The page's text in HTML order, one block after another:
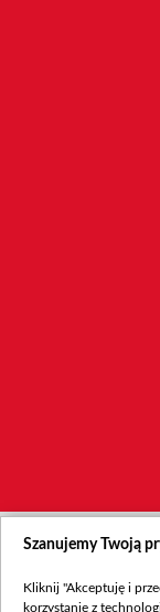
Szanujemy Twoją
Kliknij "Akceptuję i
korzystanie z